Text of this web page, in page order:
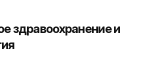
здравоохранение и